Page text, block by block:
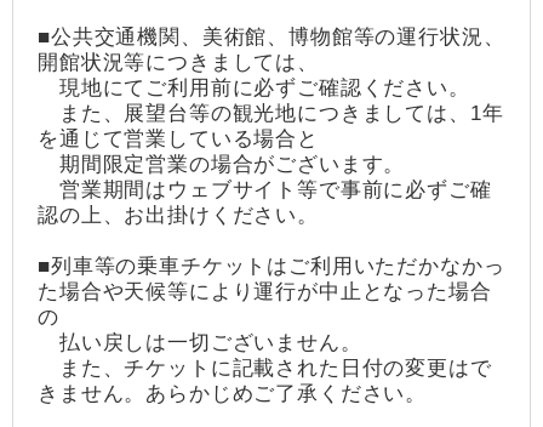
■公共交通機関、美術館、博物館等の運行状況、
開館状況等につきましては、
現地にてご利用前に必ずご確認ください。
また、展望台等の観光地につきましては、1年
を通じて営業している場合と
期間限定営業の場合がございます。
営業期間はウェブサイト等で事前に必ずご確
認の上、お出掛けください。
■列車等の乗車チケットはご利用いただかなかっ
た場合や天候等により運行が中止となった場合
の
払い戻しは一切ございません。
また、チケットに記載された日付の変更はで
きません。あらかじめご了承ください。